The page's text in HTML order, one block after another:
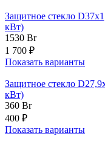
Защитное стекло
кВт)
1530 Br
1 700 ₽
Показать варианты
Защитное стекло
кВт)
360 Br
400 ₽
Показать варианты